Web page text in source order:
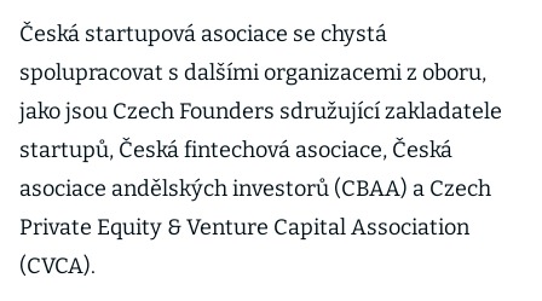
Česká startupová asociace se chystá
spolupracovat s dalšími organizacemi z oboru,
jako jsou Czech Founders sdružující zakladatele
startupů, Česká fintechová asociace, Česká
asociace andělských investorů (CBAA) a Czech
Private Equity & Venture Capital Association
(CVCA).